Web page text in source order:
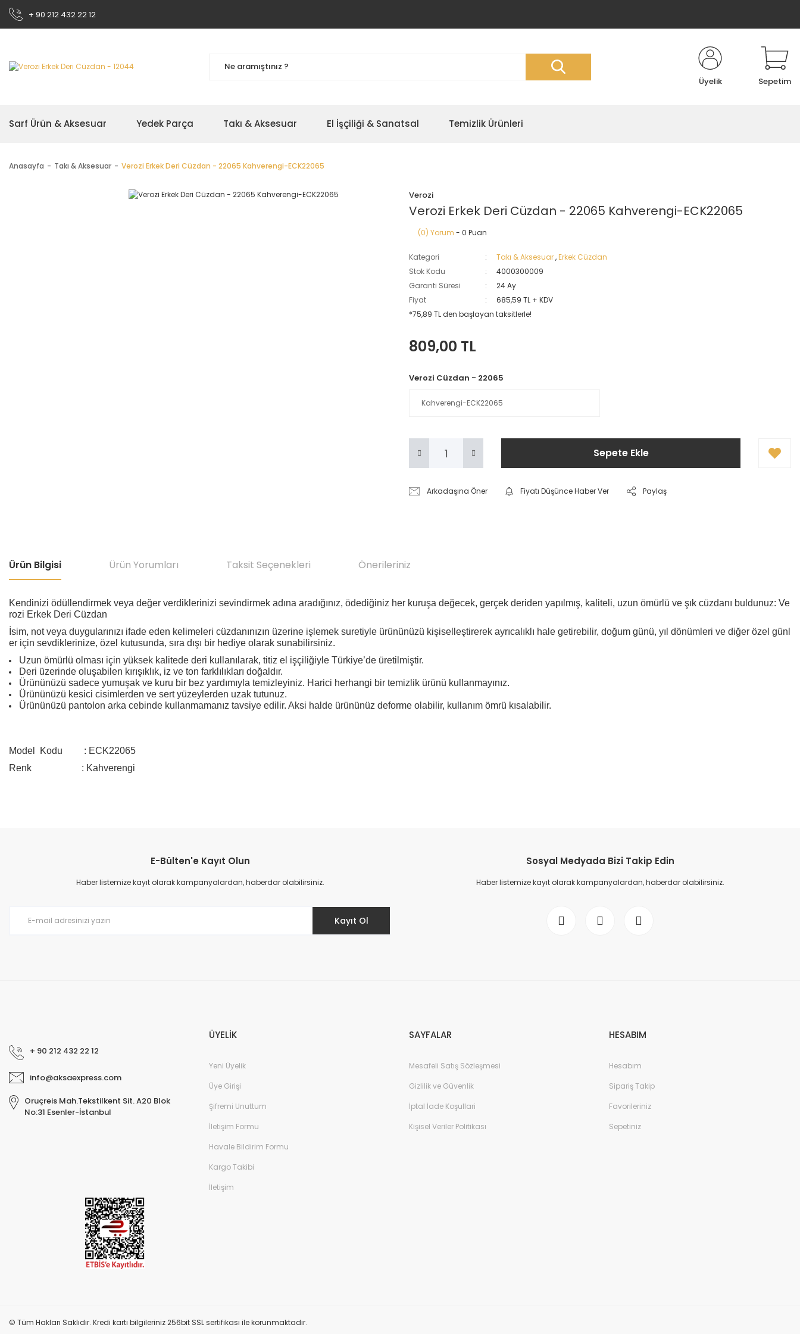
+ 90 212 432 22 12
Üyelik Sepetim
Sarf Ürün & Aksesuar Yedek Parça Takı & Aksesuar El İşçiliği & Sanatsal Temizlik Ürünleri
Anasayfa Takı & Aksesuar Verozi Erkek Deri Cüzdan - 22065 Kahverengi-ECK22065
Verozi
Verozi Erkek Deri Cüzdan - 22065 Kahverengi-ECK22065
(0) Yorum - 0 Puan
Kategori Takı & Aksesuar,Erkek Cüzdan
Stok Kodu
4000300009
Garanti Süresi
24 Ay
Fiyat
685,59 TL + KDV
*75,89 TL den başlayan taksitlerle!
809,00 TL
Verozi Cüzdan - 22065
Sepete Ekle
Arkadaşına Öner Fiyatı Düşünce Haber Ver Paylaş
Ürün Bilgisi Ürün Yorumları Taksit Seçenekleri Önerileriniz
Kendinizi ödüllendirmek veya değer verdiklerinizi sevindirmek adına aradığınız, ödediğiniz her kuruşa değecek, gerçek deriden yapılmış, kaliteli, uzun ömürlü ve şık cüzdanı buldunuz: Ve
rozi Erkek Deri Cüzdan
İsim, not veya duygularınızı ifade eden kelimeleri cüzdanınızın üzerine işlemek suretiyle ürününüzü kişiselleştirerek ayrıcalıklı hale getirebilir, doğum günü, yıl dönümleri ve diğer özel günl
er için sevdiklerinize, özel kutusunda, sıra dışı bir hediye olarak sunabilirsiniz.
Uzun ömürlü olması için yüksek kalitede deri kullanılarak, titiz el işçiliğiyle Türkiye’de üretilmiştir.
Deri üzerinde oluşabilen kırışıklık, iz ve ton farklılıkları doğaldır.
Ürününüzü sadece yumuşak ve kuru bir bez yardımıyla temizleyiniz. Harici herhangi bir temizlik ürünü kullanmayınız.
Ürününüzü kesici cisimlerden ve sert yüzeylerden uzak tutunuz.
Ürününüzü pantolon arka cebinde kullanmamanız tavsiye edilir. Aksi halde ürününüz deforme olabilir, kullanım ömrü kısalabilir.
Model Kodu
: ECK22065
Renk : Kahverengi
Ürün resmi kalitesiz, bozuk veya görüntülenemiyor.
Ürün açıklamasında eksik bilgiler bulunuyor.
E-Bülten'e Kayıt Olun
Haber listemize kayıt olarak kampanyalardan, haberdar olabilirsiniz.
Kayıt Ol
Sosyal Medyada Bizi Takip Edin
Haber listemize kayıt olarak kampanyalardan, haberdar olabilirsiniz.
+ 90 212 432 22 12
info@aksaexpress.com
Oruçreis Mah.Tekstilkent Sit. A20 Blok
No:31 Esenler-İstanbul
ÜYELİK
Yeni Üyelik
Üye Girişi
Şifremi Unuttum
İletişim Formu
Havale Bildirim Formu
Kargo Takibi
İletişim
SAYFALAR
Mesafeli Satış Sözleşmesi
Gizlilik ve Güvenlik
İptal İade Koşullari
Kişisel Veriler Politikası
HESABIM
Hesabım
Sipariş Takip
Favorileriniz
Sepetiniz
© Tüm Hakları Saklıdır. Kredi kartı bilgileriniz 256bit SSL sertifikası ile korunmaktadır.